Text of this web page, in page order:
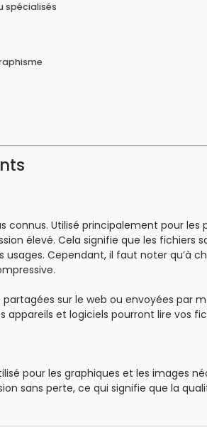
spécialisés
connus. Utilisé principalement pour
élevé. Cela signifie que les fichiers
Cependant, il faut noter qu’à
sur le web ou envoyées par
appareils et logiciels pourront lire vos
pour les graphiques et les images
sans perte, ce qui signifie que la